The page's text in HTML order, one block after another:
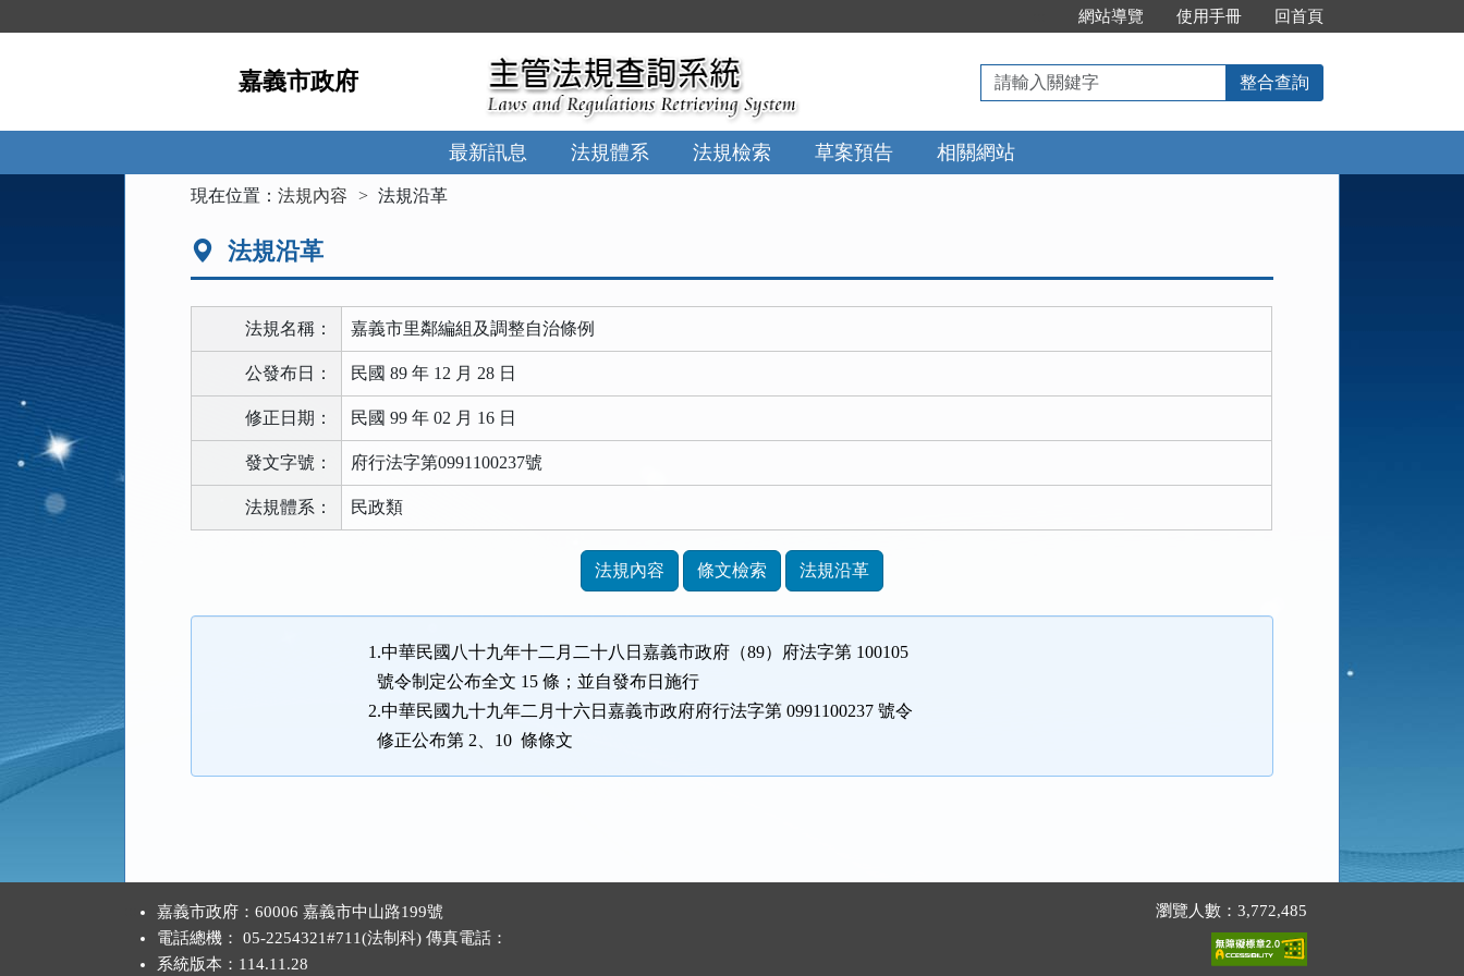
到
網站導覽 使用手冊 回首頁
嘉義市政府
請
輸
入
關
鍵
整合查詢
最新訊息 法規體系 法規檢索 草案預告 相關網站
現在位置：法規內容 法規沿革
法規沿革
法規名稱： 嘉義市里鄰編組及調整自治條例
公發布日： 民國 89 年 12 月 28 日
修正日期： 民國 99 年 02 月 16 日
發文字號： 府行法字第0991100237號
法規體系： 民政類
功
法規內容 條文檢索 法規沿革
1.中華民國八十九年十二月二十八日嘉義市政府（89）府法字第 100105
號令制定公布全文 15 條；並自發布日施行
2.中華民國九十九年二月十六日嘉義市政府府行法字第 0991100237 號令
修正公布第 2、10 條條文
嘉義市政府：60006 嘉義市中山路199號
電話總機： 05-2254321#711(法制科) 傳真電話：
系統版本： 114.11.28
瀏覽人數：3,772,485